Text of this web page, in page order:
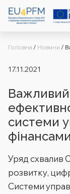
Головна / Новини /
17.11.2021
Важливий
системи
фінансами
Уряд схвалив
розвитку,
Системи